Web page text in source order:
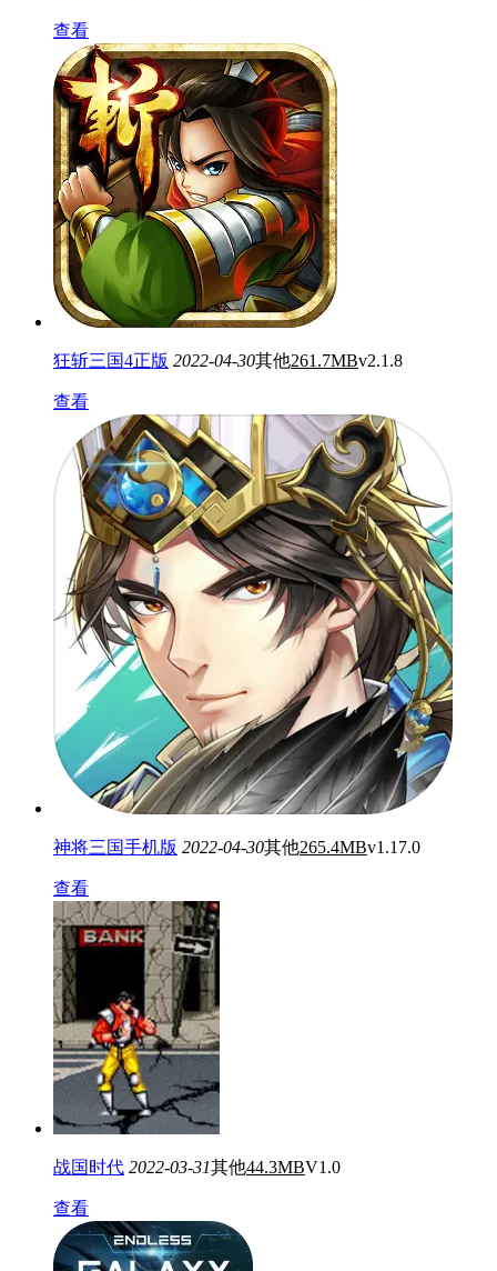
查看
狂斩三国4正版 2022-04-30其他261.7MBv2.1.8
查看
神将三国手机版 2022-04-30其他265.4MBv1.17.0
查看
战国时代 2022-03-31其他44.3MBV1.0
查看